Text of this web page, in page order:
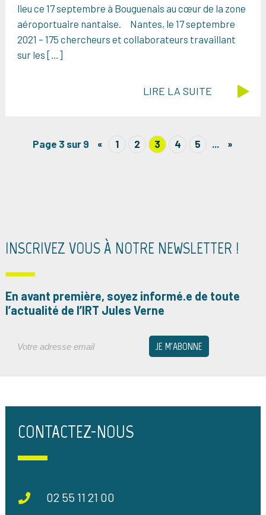
lieu ce 17 septembre à Bouguenais au cœur de la zone
aéroportuaire nantaise. Nantes, le 17 septembre
2021 – 175 chercheurs et collaborateurs travaillant
sur les […]
LIRE LA SUITE
Page 3 sur 9 « 1 2 3 4 5 ... »
INSCRIVEZ VOUS À NOTRE NEWSLETTER !
En avant première, soyez informé.e de toute
l’actualité de l’IRT Jules Verne
CONTACTEZ-NOUS
02 55 11 21 00